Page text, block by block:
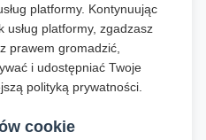
platformy. Kontynuując
usług platformy, zgadzasz
prawem gromadzić,
i udostępniać Twoje
polityką prywatności.
cookie